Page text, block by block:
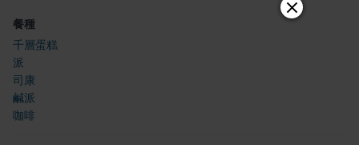
餐種
千層蛋糕
派
司康
鹹派
咖啡